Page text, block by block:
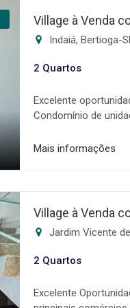
sonho! Os valores,
sujeitos a alteração
Village à Venda
Indaiá, Bertioga-
2 Quartos
Excelente
Condomínio de
⁠Área de serviço *
negociação,
condições e
aviso prévio.
Mais informações
Village à Venda
Jardim Vicente
2 Quartos
Excelente